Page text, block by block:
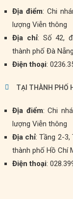
Địa điểm: Chi
lượng Viễn thông
Địa chỉ: Số 42,
thành phố Đà Nẵng
Điện thoại:
TẠI THÀNH PHỐ
Địa điểm: Chi
lượng Viễn thông
Địa chỉ: Tầng 2-3,
thành phố Hồ Chí
Điện thoại: